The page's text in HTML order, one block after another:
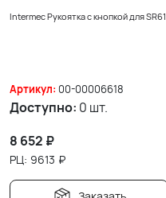
Intermec Рукоятка с кнопкой для SR61
Артикул: 00-00006618
Доступно: 0 шт.
8 652 ₽
РЦ: 9613 ₽